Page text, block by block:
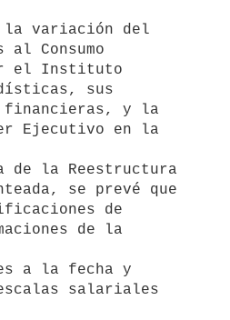
la variación del
Consumo
el Instituto
sus
financieras, y la
Ejecutivo en la
de la Reestructura
se prevé que
de
de la
a la fecha y
salariales